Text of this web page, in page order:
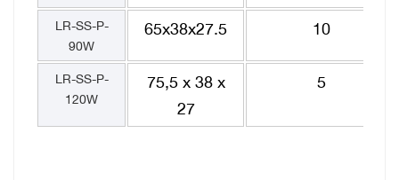
LR-SS-P-
90W
65x38x27.5 10
LR-SS-P-
120W
75,5 x 38 x
27
5